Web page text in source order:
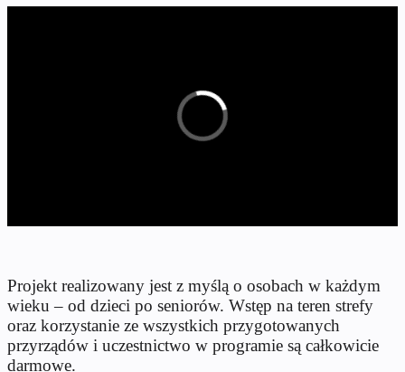
Projekt realizowany jest z myślą o osobach w każdym
wieku – od dzieci po seniorów. Wstęp na teren strefy
oraz korzystanie ze wszystkich przygotowanych
przyrządów i uczestnictwo w programie są całkowicie
darmowe.